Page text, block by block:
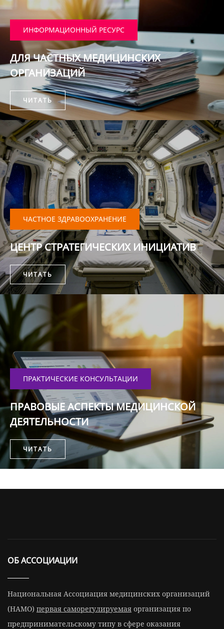
ИНФОРМАЦИОННЫЙ РЕСУРС
ДЛЯ ЧАСТНЫХ МЕДИЦИНСКИХ
ОРГАНИЗАЦИЙ
ЧИТАТЬ
ЧАСТНОЕ ЗДРАВООХРАНЕНИЕ
ЦЕНТР СТРАТЕГИЧЕСКИХ ИНИЦИАТИВ
ЧИТАТЬ
ПРАКТИЧЕСКИЕ КОНСУЛЬТАЦИИ
ПРАВОВЫЕ АСПЕКТЫ МЕДИЦИНСКОЙ
ДЕЯТЕЛЬНОСТИ
ЧИТАТЬ
ОБ АССОЦИАЦИИ
Национальная Ассоциация медицинских организаций
(НАМО) первая саморегулируемая организация по
предпринимательскому типу в сфере оказания